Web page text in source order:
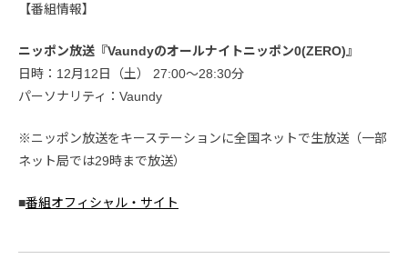
【番組情報】
ニッポン放送『Vaundyのオールナイトニッポン0(ZERO)』
日時：12月12日（土） 27:00〜28:30分
パーソナリティ：Vaundy
※ニッポン放送をキーステーションに全国ネットで生放送（一部
ネット局では29時まで放送）
■番組オフィシャル・サイト